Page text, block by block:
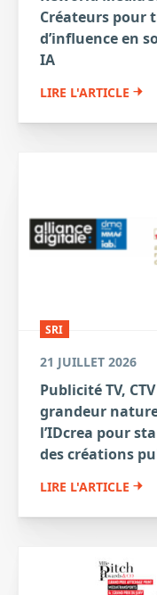
Créateurs pour
d’influence en
IA
LIRE L'ARTICLE
SRI
21 JUILLET 2026
Publicité TV,
grandeur
l’IDcrea pour
des créations
LIRE L'ARTICLE